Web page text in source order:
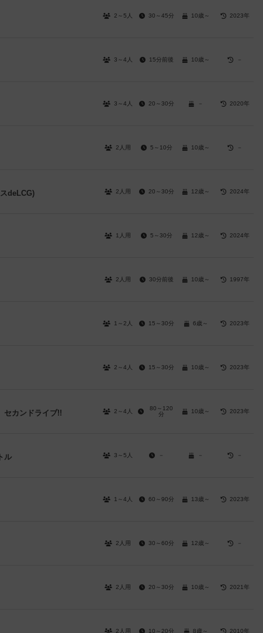
2～5人 30～45分 10歳～ 2023年
3～4人 15分前後 10歳～ －
3～4人 20～30分 － 2020年
2人用 5～10分 10歳～ －
deLCG) 2人用 20～30分 12歳～ 2024年
1人用 5～30分 12歳～ 2024年
2人用 30分前後 10歳～ 1997年
1～2人 15～30分 6歳～ 2023年
2～4人 15～30分 10歳～ 2023年
セカンドライブ!! 2～4人
80～120
分
10歳～ 2023年
ル 3～5人 － － －
1～4人 60～90分 13歳～ 2023年
2人用 30～60分 12歳～ －
2人用 20～30分 10歳～ 2021年
2人用 10～20分 8歳～ 2010年